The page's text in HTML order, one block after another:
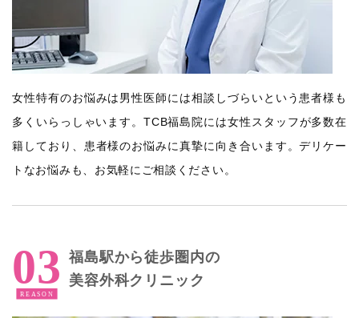
女性特有のお悩みは男性医師には相談しづらいという患者様も
多くいらっしゃいます。TCB福島院には女性スタッフが多数在
籍しており、患者様のお悩みに真摯に向き合います。デリケー
トなお悩みも、お気軽にご相談ください。
福島駅から徒歩圏内の
美容外科クリニック